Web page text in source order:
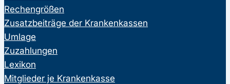
Rechengrößen
Zusatzbeiträge der Krankenkassen
Umlage
Zuzahlungen
Lexikon
Mitglieder je Krankenkasse